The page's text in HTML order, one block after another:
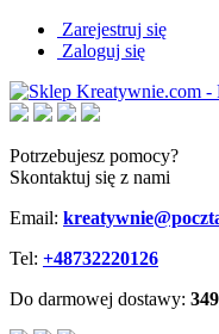
Zarejestruj się
Zaloguj się
Potrzebujesz pomocy?
Skontaktuj się z nami
Email:
Tel: +48732220126
Do darmowej dostawy: